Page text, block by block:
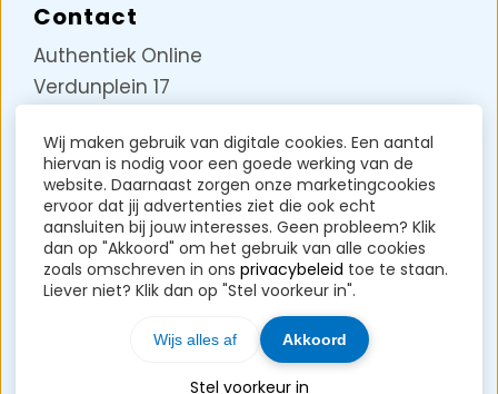
Contact
Authentiek Online
Verdunplein 17
5627 SZ Eindhoven
KVK-nummer: 85258717
BTW-nummer: NL004071191B37
Contact?Klik hier
Wij maken gebruik van digitale cookies. Een aantal
hiervan is nodig voor een goede werking van de
website. Daarnaast zorgen onze marketingcookies
ervoor dat jij advertenties ziet die ook echt
aansluiten bij jouw interesses. Geen probleem? Klik
dan op "Akkoord" om het gebruik van alle cookies
zoals omschreven in ons privacybeleid toe te staan.
Liever niet? Klik dan op "Stel voorkeur in".
Stel voorkeur in
Wijs alles af Akkoord